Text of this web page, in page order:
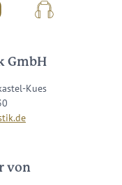
Podcast
GmbH
Kues
von